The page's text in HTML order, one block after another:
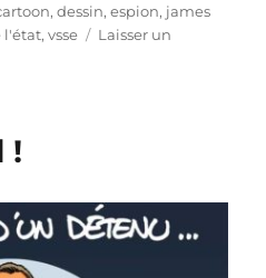
,dessin,espion, james
l'état,vsse
Laisser un
!